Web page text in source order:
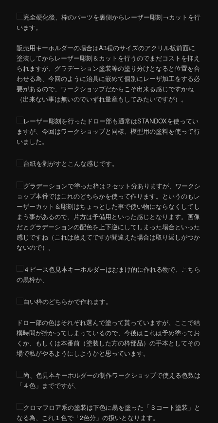
完全硬化後、枠のパーツを裏側からレーザー彫刻→カットを行
います。
販売用キーホルダーの場合はA3程のサイズのアクリル板前面に
塗装してからレーザー彫刻＆カットを行うのでまだコストを抑え
られますが、グラデーション塗装等の塗り分けとなると位置を合
わせる為、今回のように治具に嵌めて個別にレーザ加工をする必
要があるので、ワークショップだからこそ出来る感じですかね
（出来ない事は無いのでいずれ量産もしてみたいですが）。
レーザー彫刻を行ったドロー部も通常はSTANDOXを使ってい
ますが、今回はワークショップと同様、模型用の塗料を使って行
いました。
台紙を剥がすとこんな感じです。
グラデーションで塗った枠は２セット分ありますが、ワークシ
ョップ本番ではこれのどちらかを使って作ります。というのもレ
ーザーカット＆彫刻はちょっとした事で使い物にならなくしてし
まう事があるので、片方は予備用といった感じとなります。画像
だとグラデーションの配色を上下逆にしてしまった場合といった
感じですね（これは敢えてですが間違えた場合は取り返しがつか
ないので）。
４ピース色見本キーホルダーはおまけ的に作れる物で、こちら
の黒枠か、
白い枠のどちらかで作れます。
ドロー部の色はそれぞれ選んで塗って貰っていますが、ここで結
構時間が掛かってしまっているので、今後はこれは予め塗ってお
くか、もしくは本番前（塗装した方の枠部品）の手本としてその
場で私がやるようにしようかと思っています。
尚、色見本キーホルダーの制作ワークショップで使える色数は
「４色」までですが、
クロマフロア系の塗装は下色に黒を塗った「３コート塗装」と
なる為、これ１色で「2色分」の扱いとなります。